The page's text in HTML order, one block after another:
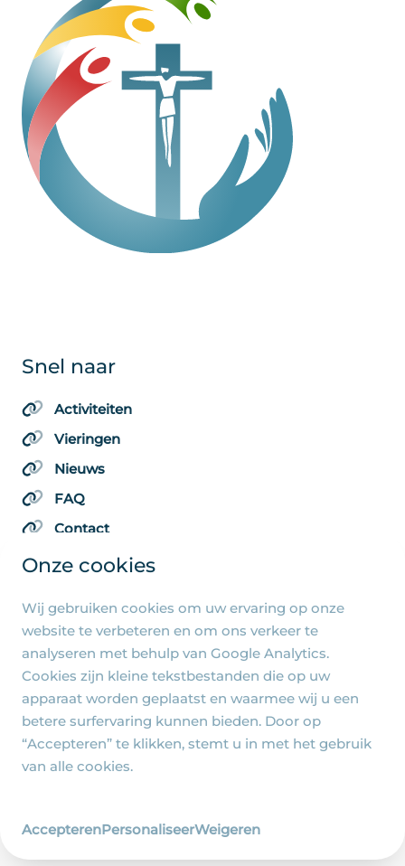
Onze cookies
Wij gebruiken cookies om uw ervaring op onze
website te verbeteren en om ons verkeer te
analyseren met behulp van Google Analytics.
Cookies zijn kleine tekstbestanden die op uw
apparaat worden geplaatst en waarmee wij u een
betere surfervaring kunnen bieden. Door op
“Accepteren” te klikken, stemt u in met het gebruik
van alle cookies.
AccepterenPersonaliseerWeigeren
Snel naar
Activiteiten
Vieringen
Nieuws
FAQ
Contact
Algemene pagina's
Privacy beleid
Cookie-instellingen
en Jozef - Ontwerp en realisatie